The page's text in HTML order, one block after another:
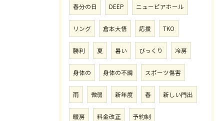
春分の日 DEEP ニューピアホール
リング 倉本大悟 応援 TKO
勝利 夏 暑い びっくり 冷房
身体の 身体の不調 スポーツ傷害
雨 微弱 新年度 春 新しい門出
暖房 料金改正 予約制